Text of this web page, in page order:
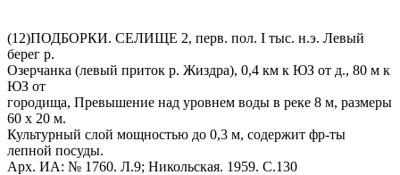
(12)ПОДБОРКИ. СЕЛИЩЕ 2, перв. пол. I тыс. н.э. Левый
берег р.
Озерчанка (левый приток р. Жиздра), 0,4 км к ЮЗ от д., 80 м к
ЮЗ от
городища, Превышение над уровнем воды в реке 8 м, размеры
60 х 20 м.
Культурный слой мощностью до 0,3 м, содержит фр-ты
лепной посуды.
Арх. ИА: № 1760. Л.9; Никольская. 1959. С.130